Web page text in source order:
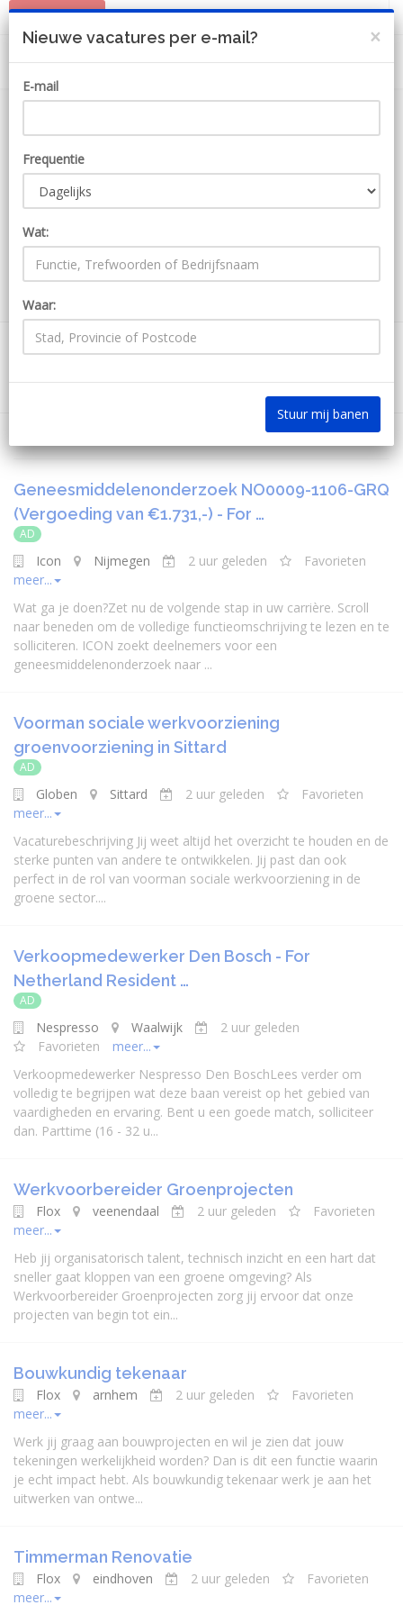
PLAATS JOB MIJN ACCOUNT
ZOEKEN
46 Jobs bij Flox
Geneesmiddelenonderzoek NO0009-1106-GRQ
(Vergoeding van €1.731,-) - For …
AD
Icon Nijmegen 2 uur geleden
Favorieten
meer...
Wat ga je doen?Zet nu de volgende stap in uw carrière. Scroll
naar beneden om de volledige functieomschrijving te lezen en te
solliciteren. ICON zoekt deelnemers voor een
geneesmiddelenonderzoek naar ...
Voorman sociale werkvoorziening
groenvoorziening in Sittard
AD
Globen Sittard 2 uur geleden
Favorieten
meer...
Vacaturebeschrijving Jij weet altijd het overzicht te houden en de
sterke punten van andere te ontwikkelen. Jij past dan ook
perfect in de rol van voorman sociale werkvoorziening in de
groene sector....
Verkoopmedewerker Den Bosch - For
Netherland Resident …
AD
Nespresso Waalwijk
2 uur geleden
Favorieten
meer...
Verkoopmedewerker Nespresso Den BoschLees verder om
volledig te begrijpen wat deze baan vereist op het gebied van
vaardigheden en ervaring. Bent u een goede match, solliciteer
dan. Parttime (16 - 32 u...
Werkvoorbereider Groenprojecten
Flox veenendaal 2 uur geleden
Favorieten
meer...
Heb jij organisatorisch talent, technisch inzicht en een hart dat
sneller gaat kloppen van een groene omgeving? Als
Werkvoorbereider Groenprojecten zorg jij ervoor dat onze
projecten van begin tot ein...
Bouwkundig tekenaar
Flox arnhem 2 uur geleden
Favorieten
meer...
Werk jij graag aan bouwprojecten en wil je zien dat jouw
tekeningen werkelijkheid worden? Dan is dit een functie waarin
je echt impact hebt. Als bouwkundig tekenaar werk je aan het
uitwerken van ontwe...
Timmerman Renovatie
Flox eindhoven 2 uur geleden
Favorieten
meer...
×
Nieuwe vacatures per e-mail?
E-mail
Frequentie
Wat:
Waar:
Stuur mij banen